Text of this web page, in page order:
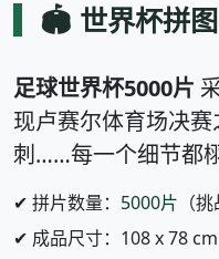
🏟️ 世界杯拼图
足球世界杯5000片
现卢赛尔体育场决
刺……每一个细节都
✔ 拼片数量： 5000片 （
✔ 成品尺寸：108 x 78 cm